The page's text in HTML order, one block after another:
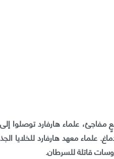
علماء هارفارد توصلوا
علماء معهد هارفارد للخلايا
قاتلة للسرطان.